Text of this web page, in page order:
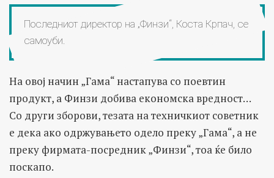
Последниот директор на „Финзи“, Коста Крпач, се
самоуби.
На овој начин „Гама“ настапува со поевтин
продукт, а Финзи добива економска вредност…
Со други зборови, тезата на техничкиот советник
е дека ако одржувањето одело преку „Гама“, а не
преку фирмата-посредник „Финзи“, тоа ќе било
поскапо.